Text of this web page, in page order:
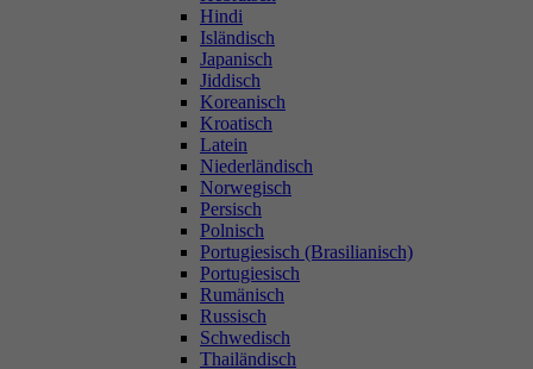
Hindi
Isländisch
Japanisch
Jiddisch
Koreanisch
Kroatisch
Latein
Niederländisch
Norwegisch
Persisch
Polnisch
Portugiesisch (Brasilianisch)
Portugiesisch
Rumänisch
Russisch
Schwedisch
Thailändisch